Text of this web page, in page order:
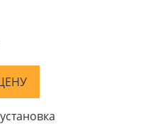
установка